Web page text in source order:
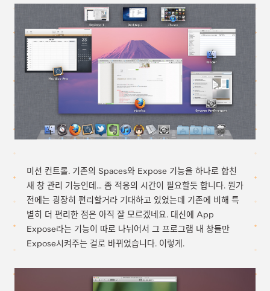
미션 컨트롤. 기존의 Spaces와 Expose 기능을 하나로 합친
새 창 관리 기능인데… 좀 적응의 시간이 필요할듯 합니다. 뭔가
전에는 굉장히 편리할거라 기대하고 있었는데 기존에 비해 특
별히 더 편리한 점은 아직 잘 모르겠네요. 대신에 App
Expose라는 기능이 따로 나뉘어서 그 프로그램 내 창들만
Expose시켜주는 걸로 바뀌었습니다. 이렇게.